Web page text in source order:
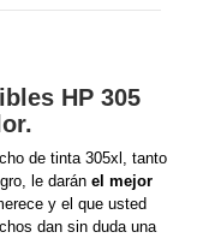
HP 305
de tinta 305xl, tanto
le darán el mejor
y el que usted
dan sin duda una